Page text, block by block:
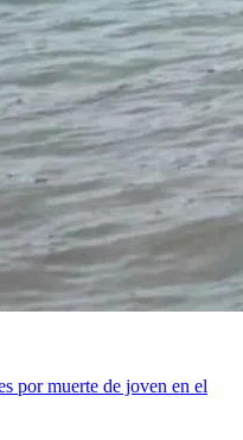
por muerte de joven en el